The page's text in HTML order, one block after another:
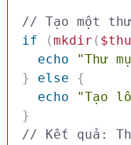
// Tạo một thư
if
(mkdir (
echo
"Thư
}
else
{
echo
"Tạo
}
// Kết quả: